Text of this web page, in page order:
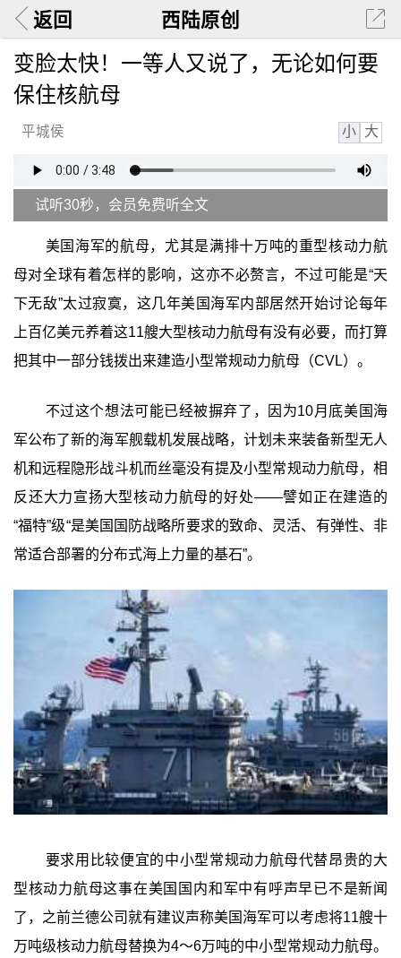
返回 西陆原创
变脸太快！一等人又说了，无论如何要
保住核航母
平城侯 小 大
试听30秒，会员免费听全文
美国海军的航母，尤其是满排十万吨的重型核动力航
母对全球有着怎样的影响，这亦不必赘言，不过可能是“天
下无敌”太过寂寞，这几年美国海军内部居然开始讨论每年
上百亿美元养着这11艘大型核动力航母有没有必要，而打算
把其中一部分钱拨出来建造小型常规动力航母（CVL）。
不过这个想法可能已经被摒弃了，因为10月底美国海
军公布了新的海军舰载机发展战略，计划未来装备新型无人
机和远程隐形战斗机而丝毫没有提及小型常规动力航母，相
反还大力宣扬大型核动力航母的好处——譬如正在建造的
“福特”级“是美国国防战略所要求的致命、灵活、有弹性、非
常适合部署的分布式海上力量的基石”。
要求用比较便宜的中小型常规动力航母代替昂贵的大
型核动力航母这事在美国国内和军中有呼声早已不是新闻
了，之前兰德公司就有建议声称美国海军可以考虑将11艘十
万吨级核动力航母替换为4～6万吨的中小型常规动力航母。